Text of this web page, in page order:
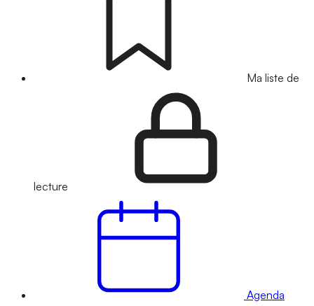
Ma liste de
lecture
Agenda